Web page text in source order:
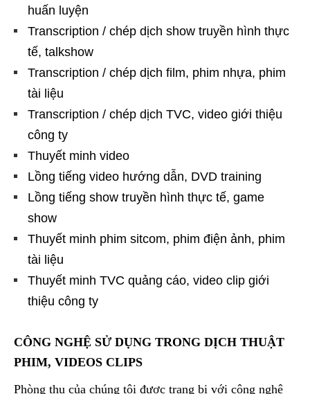
huấn luyện
Transcription / chép dịch show truyền hình thực
tế, talkshow
Transcription / chép dịch film, phim nhựa, phim
tài liệu
Transcription / chép dịch TVC, video giới thiệu
công ty
Thuyết minh video
Lồng tiếng video hướng dẫn, DVD training
Lồng tiếng show truyền hình thực tế, game
show
Thuyết minh phim sitcom, phim điện ảnh, phim
tài liệu
Thuyết minh TVC quảng cáo, video clip giới
thiệu công ty
CÔNG NGHỆ SỬ DỤNG TRONG DỊCH THUẬT
PHIM, VIDEOS CLIPS
Phòng thu của chúng tôi được trang bị với công nghệ